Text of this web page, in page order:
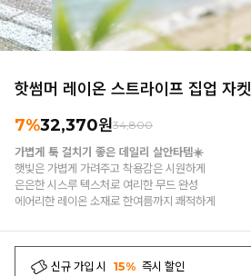
핫썸머 레이온 스트라이프 집업 자켓
7%32,370원34,800
가볍게 툭 걸치기 좋은 데일리 살안타템☀️
햇빛은 가볍게 가려주고 착용감은 시원하게
은은한 시스루 텍스처로 여리한 무드 완성
에어리한 레이온 소재로 한여름까지 쾌적하게
신규 가입 시 15% 즉시 할인